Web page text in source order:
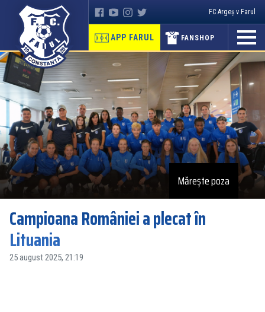
FC Argeș v Farul
APP FARUL FANSHOP
Mărește poza
Campioana României a plecat în
Lituania
25 august 2025, 21:19